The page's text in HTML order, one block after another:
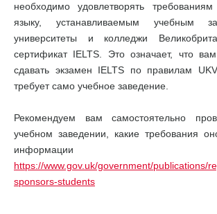
необходимо удовлетворять
языку, устанавливаемым учебным
университеты и колледжи
сертификат IELTS. Это означает, что
сдавать экзамен IELTS по правилам
требует само учебное заведение.
Рекомендуем вам самостоятельно
учебном заведении, какие требования
информации
https://www.gov.uk/government/publications/
sponsors-students